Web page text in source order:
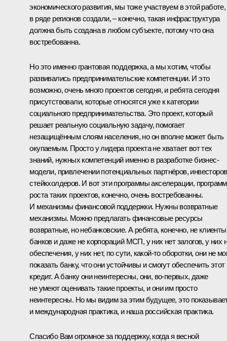
экономического развития, мы тоже участвуем в этой работе,
в ряде регионов создали, – конечно, такая инфраструктура
должна быть создана в любом субъекте, потому что она
востребованна.
Но это именно грантовая поддержка, а мы хотим, чтобы
развивались предпринимательские компетенции. И это
возможно, очень много проектов сегодня, и ребята сегодня
присутствовали, которые относятся уже к категории
социального предпринимательства. Это проект, который
решает реальную социальную задачу, помогает
незащищённым слоям населения, но он вполне может быть
окупаемым. Просто у лидера проекта не хватает вот тех
знаний, нужных компетенций именно в разработке бизнес-
модели, привлечении потенциальных партнёров,
стейкхолдеров. И вот эти программы акселерации,
роста таких проектов, конечно, очень востребованны.
И механизмы финансовой поддержки. Нужны возвратные
механизмы. Можно предлагать финансовые ресурсы
возвратные, но небанковские. А ребята, конечно, не клиенты
банков и даже не корпораций МСП, у них нет залогов, у них
обеспечения, у них нет, по сути, какой‑то оборотки, они не
показать банку, что они устойчивы и смогут обеспечить этот
кредит. А банку они неинтересны, они, во‑первых, даже
не умеют оценивать такие проекты, и они им просто
неинтересны. Но мы видим за этим будущее, это
и международная практика, и наша российская практика.
Спасибо Вам огромное за поддержку, когда я весной